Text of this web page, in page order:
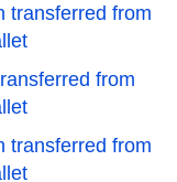
transferred from
from
transferred from